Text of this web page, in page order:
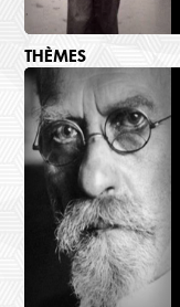
THÈMES